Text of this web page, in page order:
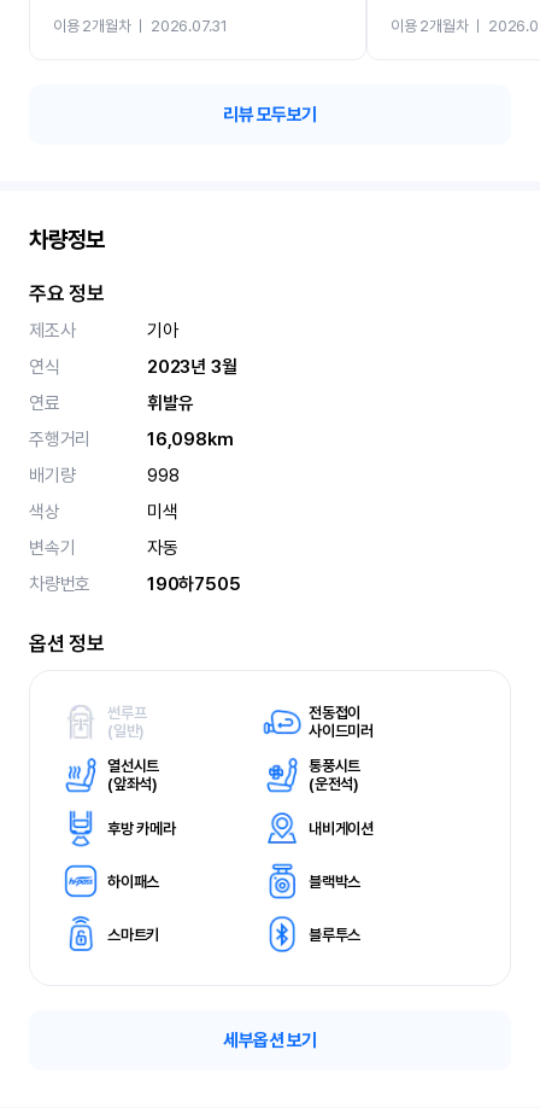
이용 2개월차ㅣ 2026.07.31
카 렌트 고민없이 강추합
이용 2개월차ㅣ
리뷰 모두보기
차량정보
주요 정보
제조사
기아
연식
2023년 3월
연료
휘발유
주행거리
16,098km
배기량
998
색상
미색
변속기
자동
차량번호
190하7505
옵션 정보
썬루프
(일반)
전동접이
사이드미러
열선시트
(앞좌석)
통풍시트
(운전석)
후방 카메라 내비게이션
하이패스 블랙박스
스마트키 블루투스
세부옵션 보기